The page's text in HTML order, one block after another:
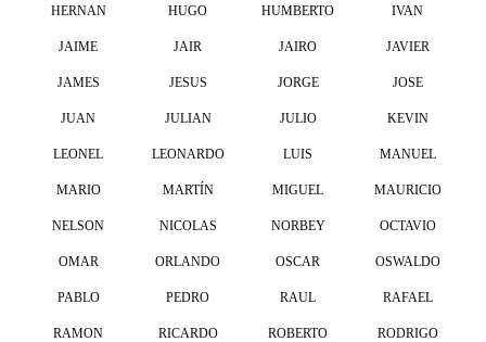
HERNAN HUGO HUMBERTO IVAN
JAIME JAIR JAIRO JAVIER
JAMES JESUS JORGE JOSE
JUAN JULIAN JULIO KEVIN
LEONEL LEONARDO LUIS MANUEL
MARIO MARTÍN MIGUEL MAURICIO
NELSON NICOLAS NORBEY OCTAVIO
OMAR ORLANDO OSCAR OSWALDO
PABLO PEDRO RAUL RAFAEL
RAMON RICARDO ROBERTO RODRIGO